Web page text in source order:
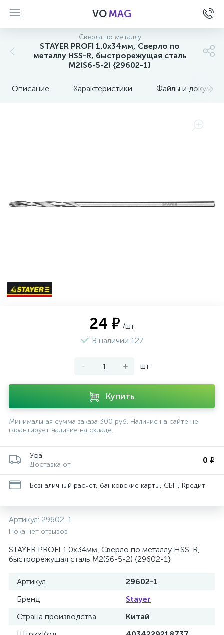
VOMAG
Сверла по металлу
STAYER PROFI 1.0х34мм, Сверло по
металлу HSS-R, быстрорежущая сталь
М2(S6-5-2) {29602-1}
Описание Характеристики Файлы и
24 ₽ /шт
В наличии 127
- + шт
Купить
Минимальная сумма заказа 300 руб. Наличие на сайте не
гарантирует наличие на складе.
Уфа
Доставка от
0 ₽
Безналичный расчет, банковские карты, СБП, Кредит
Артикул: 29602-1
Пока нет отзывов
STAYER PROFI 1.0х34мм, Сверло по металлу HSS-R,
быстрорежущая сталь М2(S6-5-2) {29602-1}
Артикул
29602-1
Бренд
Stayer
Страна производства
Китай